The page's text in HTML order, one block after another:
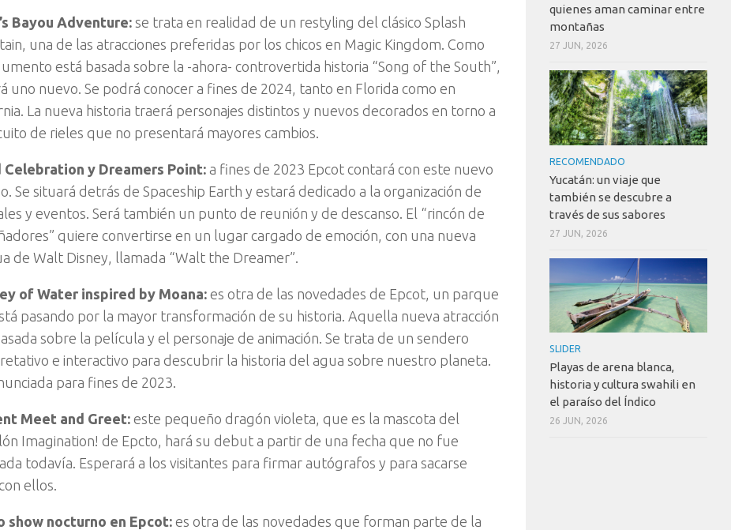
Bayou Adventure: se trata en realidad de un restyling del clásico Splash
una de las atracciones preferidas por los chicos en Magic Kingdom. Como
está basada sobre la -ahora- controvertida historia “Song of the South”,
uno nuevo. Se podrá conocer a fines de 2024, tanto en Florida como en
La nueva historia traerá personajes distintos y nuevos decorados en torno a
de rieles que no presentará mayores cambios.
Celebration y Dreamers Point: a fines de 2023 Epcot contará con este nuevo
Se situará detrás de Spaceship Earth y estará dedicado a la organización de
y eventos. Será también un punto de reunión y de descanso. El “rincón de
quiere convertirse en un lugar cargado de emoción, con una nueva
de Walt Disney, llamada “Walt the Dreamer”.
of Water inspired by Moana: es otra de las novedades de Epcot, un parque
pasando por la mayor transformación de su historia. Aquella nueva atracción
sobre la película y el personaje de animación. Se trata de un sendero
e interactivo para descubrir la historia del agua sobre nuestro planeta.
para fines de 2023.
Meet and Greet: este pequeño dragón violeta, que es la mascota del
Imagination! de Epcto, hará su debut a partir de una fecha que no fue
todavía. Esperará a los visitantes para firmar autógrafos y para sacarse
ellos.
show nocturno en Epcot: es otra de las novedades que forman parte de la
quienes aman caminar entre
montañas
27 JUN, 2026
RECOMENDADO
Yucatán: un viaje que
también se descubre a
través de sus sabores
27 JUN, 2026
SLIDER
Playas de arena blanca,
historia y cultura swahili en
el paraíso del Índico
26 JUN, 2026